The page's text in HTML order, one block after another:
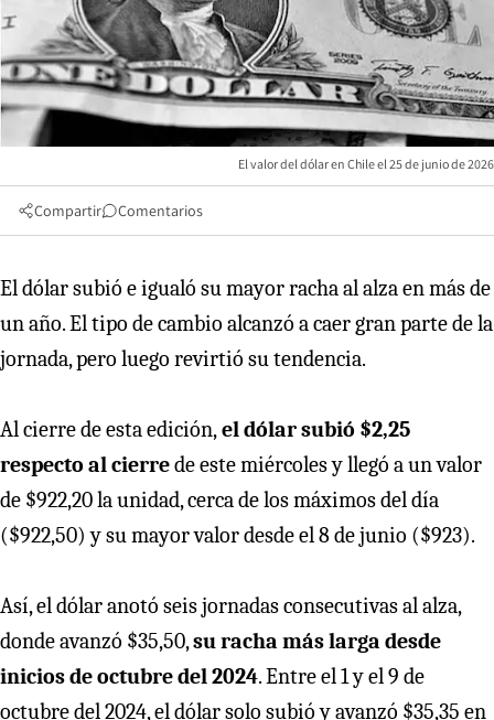
El valor del dólar en Chile el 25 de junio de 2026
Compartir Comentarios
El dólar subió e igualó su mayor racha al alza en más de
un año. El tipo de cambio alcanzó a caer gran parte de la
jornada, pero luego revirtió su tendencia.
Al cierre de esta edición,el dólar subió $2,25
respecto al cierrede este miércoles y llegó a un valor
de $922,20 la unidad, cerca de los máximos del día
($922,50) y su mayor valor desde el 8 de junio ($923).
Así, el dólar anotó seis jornadas consecutivas al alza,
donde avanzó $35,50,su racha más larga desde
inicios de octubre del 2024. Entre el 1 y el 9 de
octubre del 2024, el dólar solo subió y avanzó $35,35 en